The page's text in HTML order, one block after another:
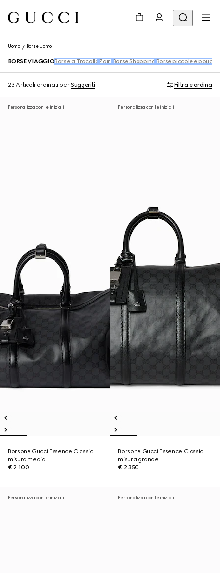
Uomo Borse Uomo
BORSE VIAGGIO Borse a Tracolla Zaini Borse Shopping Borse piccole e pouch
23 Articoli ordinati perSuggeriti Filtra e ordina
Personalizza con le iniziali
Borsone Gucci Essence Classic
misura media
€ 2.100
Personalizza con le iniziali
Borsone Gucci Essence Classic
misura grande
€ 2.350
Personalizza con le iniziali Personalizza con le iniziali